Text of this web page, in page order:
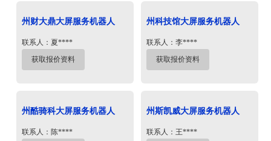
州财大鼎大屏服务机器人
联系人：夏****
获取报价资料
州科技馆大屏服务机器人
联系人：李****
获取报价资料
州酷骑科大屏服务机器人
联系人：陈****
州斯凯威大屏服务机器人
联系人：王****